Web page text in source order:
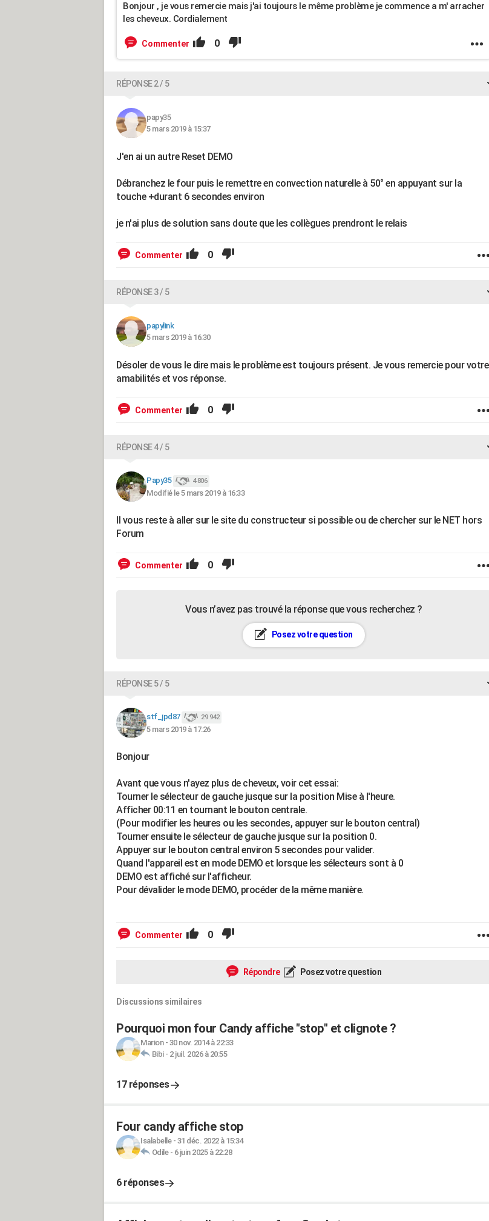
Bonjour , je vous remercie mais j'ai toujours le même problème je commence a m' arracher
les cheveux. Cordialement
Commenter 0
RÉPONSE 2 / 5
papy35
5 mars 2019 à 15:37
J'en ai un autre Reset DEMO
Débranchez le four puis le remettre en convection naturelle à 50° en appuyant sur la
touche +durant 6 secondes environ
je n'ai plus de solution sans doute que les collègues prendront le relais
Commenter 0
RÉPONSE 3 / 5
papylink
5 mars 2019 à 16:30
Désoler de vous le dire mais le problème est toujours présent. Je vous remercie pour votre
amabilités et vos réponse.
Commenter 0
RÉPONSE 4 / 5
Papy35 4 806
Modifié le 5 mars 2019 à 16:33
Il vous reste à aller sur le site du constructeur si possible ou de chercher sur le NET hors
Forum
Commenter 0
Vous n’avez pas trouvé la réponse que vous recherchez ?
Posez votre question
RÉPONSE 5 / 5
stf_jpd87 29 942
5 mars 2019 à 17:26
Bonjour
Avant que vous n'ayez plus de cheveux, voir cet essai:
Tourner le sélecteur de gauche jusque sur la position Mise à l'heure.
Afficher 00:11 en tournant le bouton centrale.
(Pour modifier les heures ou les secondes, appuyer sur le bouton central)
Tourner ensuite le sélecteur de gauche jusque sur la position 0.
Appuyer sur le bouton central environ 5 secondes pour valider.
Quand l'appareil est en mode DEMO et lorsque les sélecteurs sont à 0
DEMO est affiché sur l'afficheur.
Pour dévalider le mode DEMO, procéder de la même manière.
Commenter 0
Répondre Posez votre question
Discussions similaires
Pourquoi mon four Candy affiche "stop" et clignote ?
Marion- 30 nov. 2014 à 22:33
Bibi- 2 juil. 2026 à 20:55
17 réponses
Four candy affiche stop
Isalabelle- 31 déc. 2022 à 15:34
Odile- 6 juin 2025 à 22:28
6 réponses